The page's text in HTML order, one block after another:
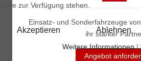
Einsatz- und Sonderfahrzeuge
ihr starker
Angebot
Seite zur Verfügung stehen.
Akzeptieren Ablehnen
Weitere Informationen|